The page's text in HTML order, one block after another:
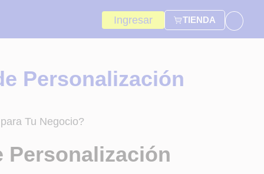
Ingresar TIENDA
Personalización
Personalización